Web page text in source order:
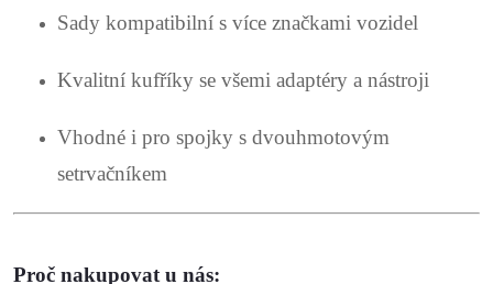
Sady kompatibilní s více značkami vozidel
Kvalitní kufříky se všemi adaptéry a nástroji
Vhodné i pro spojky s dvouhmotovým
setrvačníkem
Proč nakupovat u nás: